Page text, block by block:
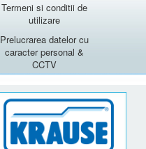
Termeni si conditii de
utilizare
Prelucrarea datelor cu
caracter personal &
CCTV